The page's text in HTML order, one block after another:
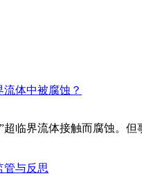
体中被腐蚀？
临界流体接触而腐蚀。
管与反思